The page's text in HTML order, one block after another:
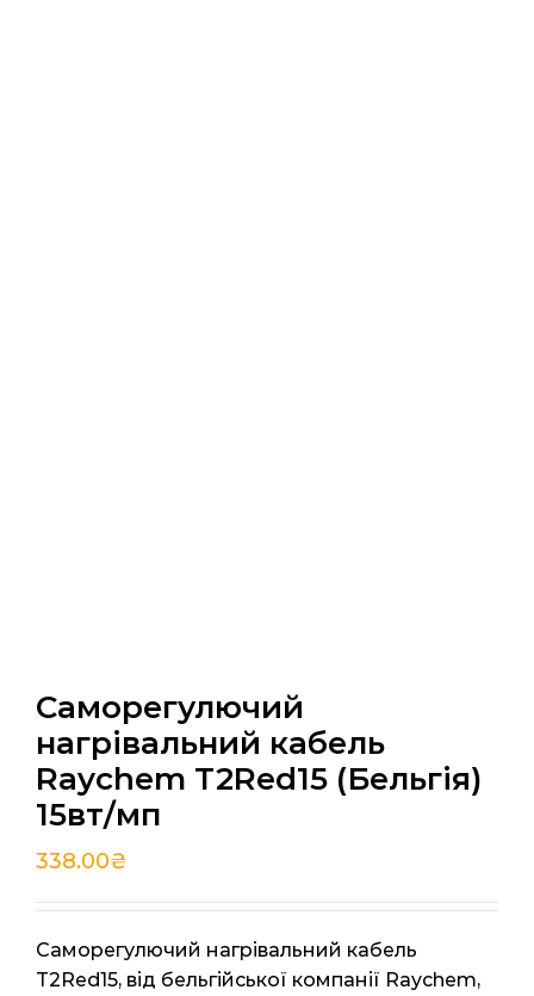
Саморегулючий
нагрівальний кабель
Raychem T2Red15 (Бельгія)
15вт/мп
338.00₴
Саморегулючий нагрівальний кабель
T2Red15, від бельгійської компанії Raychem,